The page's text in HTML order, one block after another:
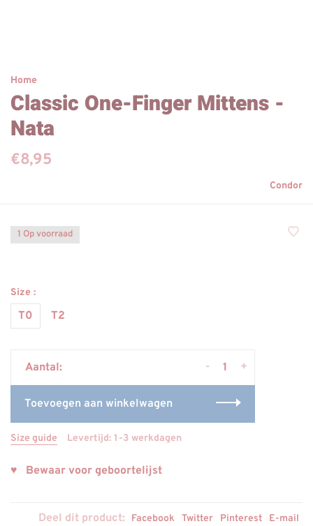
Home
Classic One-Finger Mittens -
Nata
€8,95
Condor
1 Op voorraad
Size :
T0 T2
Aantal: +
-
Toevoegen aan winkelwagen
Size guide Levertijd: 1-3 werkdagen
♥ Bewaar voor geboortelijst
Deel dit product: Facebook Twitter Pinterest E-mail